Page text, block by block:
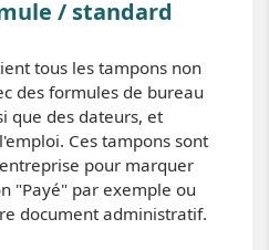
/ standard
tous les tampons non
des formules de bureau
que des dateurs, et
Ces tampons sont
pour marquer
"Payé" par exemple ou
document administratif.